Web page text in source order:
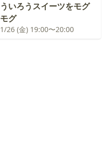
ういろうスイーツをモグ
モグ
1/26 (金) 19:00〜20:00